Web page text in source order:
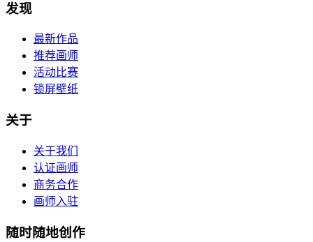
发现
最新作品
推荐画师
活动比赛
锁屏壁纸
关于
关于我们
认证画师
商务合作
画师入驻
随时随地创作